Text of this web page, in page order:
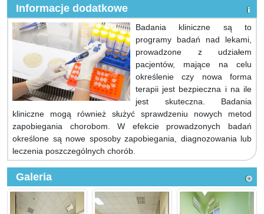
Informacje dodatkowe
Badania kliniczne są to
programy badań nad lekami,
prowadzone z udziałem
pacjentów, mające na celu
określenie czy nowa forma
terapii jest bezpieczna i na ile
jest skuteczna. Badania
kliniczne mogą również służyć sprawdzeniu nowych metod
zapobiegania chorobom. W efekcie prowadzonych badań
określone są nowe sposoby zapobiegania, diagnozowania lub
leczenia poszczególnych chorób.
Galeria